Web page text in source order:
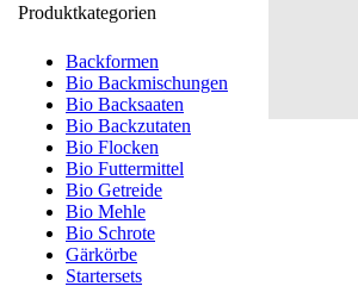
Produktkategorien
Backformen
Bio Backmischungen
Bio Backsaaten
Bio Backzutaten
Bio Flocken
Bio Futtermittel
Bio Getreide
Bio Mehle
Bio Schrote
Gärkörbe
Startersets